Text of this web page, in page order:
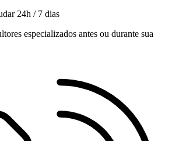
24h / 7 dias
especializados antes ou durante sua